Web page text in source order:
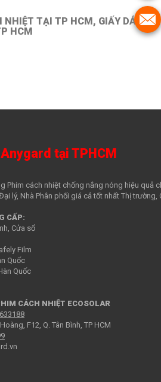
NHIỆT TẠI TP HCM, GIẤY DÁN
HCM
tại TPHCM
Phim cách nhiệt chống nắng nóng hiệu quả
lý, Nhà Phân phối giá cả tốt nhất Thị trường,
CẤP:
Cửa sổ
Film
Quốc
Quốc
CÁCH NHIỆT ECOSOLAR
F12, Q. Tân Bình, TP HCM